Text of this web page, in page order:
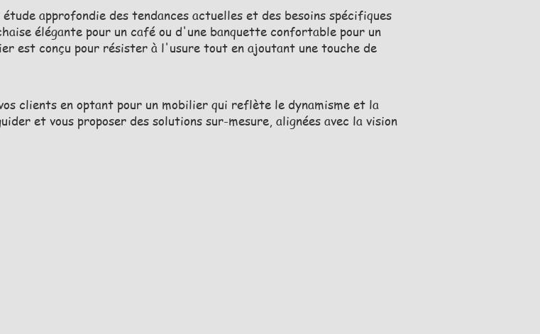
approfondie des tendances actuelles et des besoins spécifiques
élégante pour un café ou d'une banquette confortable pour un
est conçu pour résister à l'usure tout en ajoutant une touche de
clients en optant pour un mobilier qui reflète le dynamisme et la
et vous proposer des solutions sur-mesure, alignées avec la vision